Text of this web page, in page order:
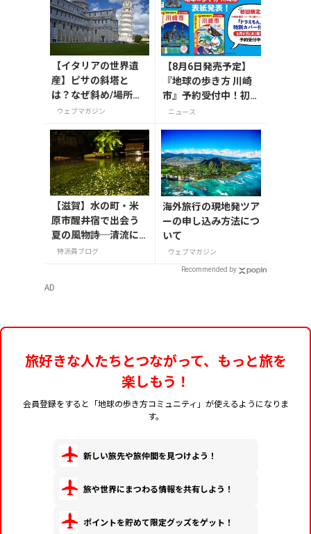
【イタリアの世界遺
産】ピサの斜塔と
は？なぜ斜め/場所は
どこ？高さや角度、
ウェブマガジン
【8月6日発売予定】
『地球の歩き方 川崎
市』予約受付中！初回
限定版は「ドラえも
ニュース
【滋賀】水の町・米
原市醒井宿で出会う
夏の風物詩─清流に
揺れる梅花藻（8/24
特派員ブログ
海外旅行の現地発ツア
ーの申し込み方法につ
いて
ウェブマガジン
Recommended by
AD
旅好きな人たちとつながって、もっと旅を
楽しもう！
会員登録をすると「地球の歩き方コミュニティ」が使えるようになりま
す。
新しい旅先や旅仲間を見つけよう！
旅や世界にまつわる情報を共有しよう！
ポイントを貯めて限定グッズをゲット！